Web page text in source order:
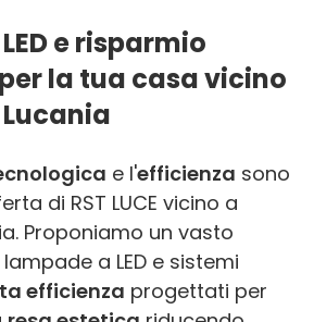
e risparmio
la tua casa vicino
e l'efficienza sono
di RST LUCE vicino a
Proponiamo un vasto
a LED e sistemi
efficienza progettati per